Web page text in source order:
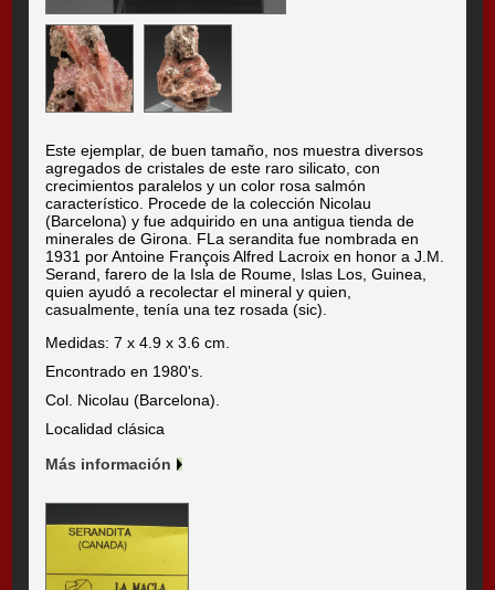
Este ejemplar, de buen tamaño, nos muestra diversos
agregados de cristales de este raro silicato, con
crecimientos paralelos y un color rosa salmón
característico. Procede de la colección Nicolau
(Barcelona) y fue adquirido en una antigua tienda de
minerales de Girona. FLa serandita fue nombrada en
1931 por Antoine François Alfred Lacroix en honor a J.M.
Serand, farero de la Isla de Roume, Islas Los, Guinea,
quien ayudó a recolectar el mineral y quien,
casualmente, tenía una tez rosada (sic).
Medidas: 7 x 4.9 x 3.6 cm.
Encontrado en 1980's.
Col. Nicolau (Barcelona).
Localidad clásica
Más información